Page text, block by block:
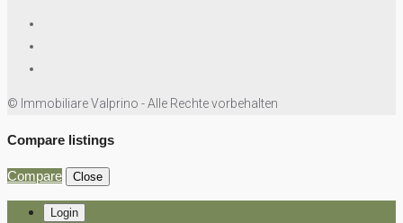
© Immobiliare Valprino - Alle Rechte vorbehalten
Compare listings
Compare Close
Login